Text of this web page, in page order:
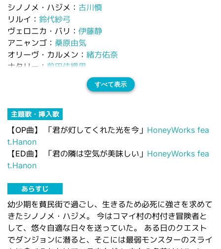
シノノメ・ハジメ： 古川慎
リルイ： 鈴代紗弓
ヴェロニカ・バリ： 伊藤静
アニャンゴ： 桑原由気
オリーヴ・カルメン： 緒方佑奈
ナタリー： 前田佳織里
すべて表示
主題歌・挿入歌
【OP曲】 「君が灯してくれた光を今」 HoneyWorks fea
t.Hanon
【ED曲】
「君の隣は空気が美味しい」 HoneyWorks fea
t.Hanon
あらすじ
幼少期を貧民街で過ごし、生きるため必死に強さを求めて
きたシノノメ・ハジメ。 今はコマイ村の村付き冒険者と
して、悠々自適な日々を送っていた。 ある日のクエスト
でダンジョンに潜ると、そこには最弱モンスターのスライ